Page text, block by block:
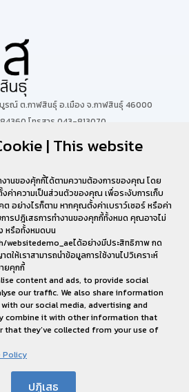
รณ์ ต.กาฬสินธุ์ อ.เมือง จ.กาฬสินธุ์ 46000
โทรสาร 043-813070
อ.นามน จ.กาฬสินธุ์ 46230
นหลักสูตรและฝึกประสบการณ์วิชาชีพ
| This website
านของคุ้กกี้ได้ตามความต้องการของคุณ โดย
งค่าความเป็นส่วนตัวของคุณ เพื่อระงับการเก็บ
อย่างไรก็ตาม หากคุณตั้งค่าเบราว์เซอร์ หรือค่า
รปฎิเสธการทำงานของคุกกี้ทั้งหมด คุณอาจไม่
หรือทั้งหมดบน
websitedemo_aeได้อย่างมีประสิทธิภาพ กด
ห้เราสามารถนำข้อมูลการใช้งานไปวิเคราะห์
ยคุกกี้
content and ads, to provide social
our traffic. We also share information
our social media, advertising and
combine it with other information that
that they’ve collected from your use of
Policy
ปฏิเสธ